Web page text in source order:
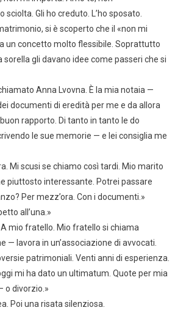
sciolta. Gli ho creduto. L’ho sposato.
si è scoperto che il «non mi
un concetto molto flessibile. Soprattutto
gli davano idee come passeri che si
Anna Lvovna. È la mia notaia —
documenti di eredità per me e da allora
rapporto. Di tanto in tanto le do
le sue memorie — e lei consiglia me
Mi scusi se chiamo così tardi. Mio marito
piuttosto interessante. Potrei passare
Per mezz’ora. Con i documenti.»
all’una.»
mio fratello. Mio fratello si chiama
— lavora in un’associazione di avvocati.
patrimoniali. Venti anni di esperienza.
mi ha dato un ultimatum. Quote per mia
o divorzio.»
Poi una risata silenziosa.